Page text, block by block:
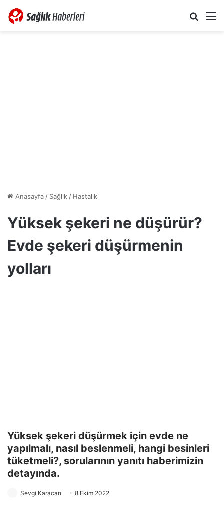
Anasayfa/ Sağlık/ Hastalık
Yüksek şekeri ne düşürür?
Evde şekeri düşürmenin
yolları
Yüksek şekeri düşürmek için evde ne
yapılmalı, nasıl beslenmeli, hangi besinleri
tüketmeli?, sorularının yanıtı haberimizin
detayında.
Sevgi Karacan 8 Ekim 2022